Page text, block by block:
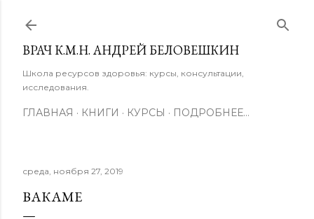
ВРАЧ К.М.Н. АНДРЕЙ БЕЛОВЕШКИН
Школа ресурсов здоровья: курсы, консультации,
исследования.
ГЛАВНАЯ КНИГИ КУРСЫ ПОДРОБНЕЕ…
среда, ноября 27, 2019
ВАКАМЕ